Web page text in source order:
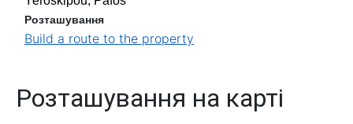
Розташування
Build a route to the property
Розташування на карті